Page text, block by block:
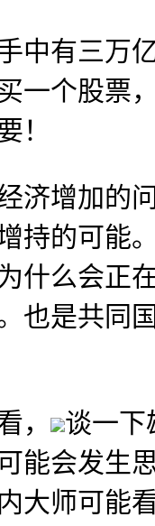
有三万
一个股票
！
增加的
的可能
什么会正
也是共同
，
谈一下
能会发生
大师可能